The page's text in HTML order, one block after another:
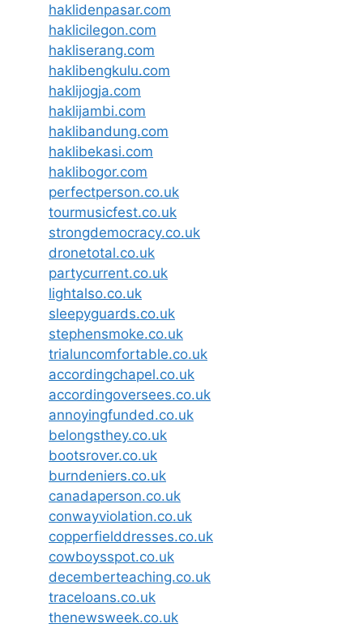
haklidenpasar.com
haklicilegon.com
hakliserang.com
haklibengkulu.com
haklijogja.com
haklijambi.com
haklibandung.com
haklibekasi.com
haklibogor.com
perfectperson.co.uk
tourmusicfest.co.uk
strongdemocracy.co.uk
dronetotal.co.uk
partycurrent.co.uk
lightalso.co.uk
sleepyguards.co.uk
stephensmoke.co.uk
trialuncomfortable.co.uk
accordingchapel.co.uk
accordingoversees.co.uk
annoyingfunded.co.uk
belongsthey.co.uk
bootsrover.co.uk
burndeniers.co.uk
canadaperson.co.uk
conwayviolation.co.uk
copperfielddresses.co.uk
cowboysspot.co.uk
decemberteaching.co.uk
traceloans.co.uk
thenewsweek.co.uk